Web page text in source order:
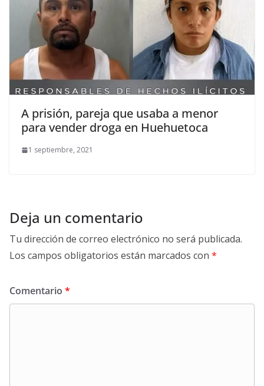
A prisión, pareja que usaba a menor
para vender droga en Huehuetoca
1 septiembre, 2021
Deja un comentario
Tu dirección de correo electrónico no será publicada.
Los campos obligatorios están marcados con *
Comentario *